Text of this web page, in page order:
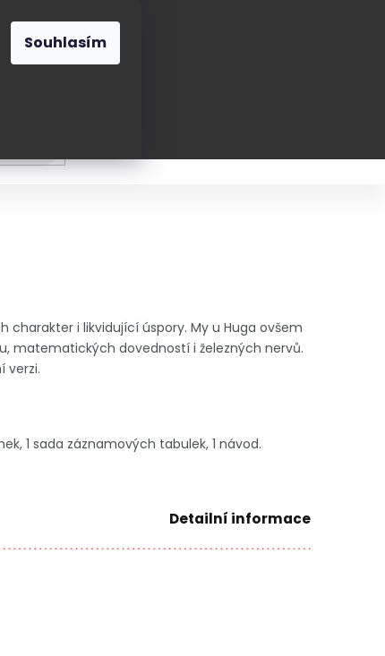
Souhlasím
charakter i likvidující úspory. My u Huga ovšem
matematických dovedností i železných nervů.
verzi.
1 sada záznamových tabulek, 1 návod.
Detailní informace